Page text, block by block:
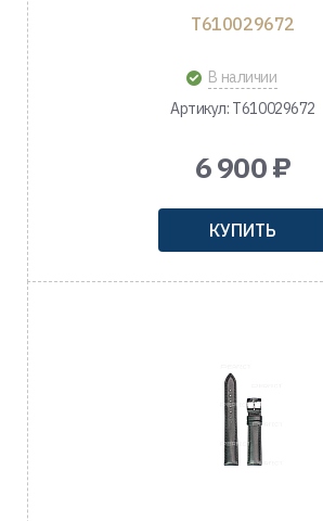
T610029672
В наличии
Артикул: T610029672
6 900 ₽
КУПИТЬ